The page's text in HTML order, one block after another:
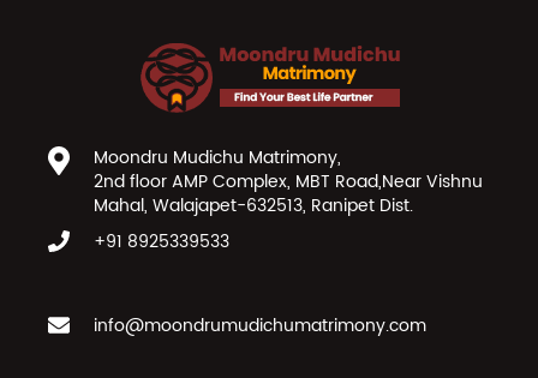
Moondru Mudichu Matrimony,
2nd floor AMP Complex, MBT Road,Near Vishnu
Mahal, Walajapet-632513, Ranipet Dist.
+91 8925339533
info@moondrumudichumatrimony.com